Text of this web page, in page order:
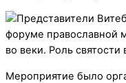
Мероприятие было